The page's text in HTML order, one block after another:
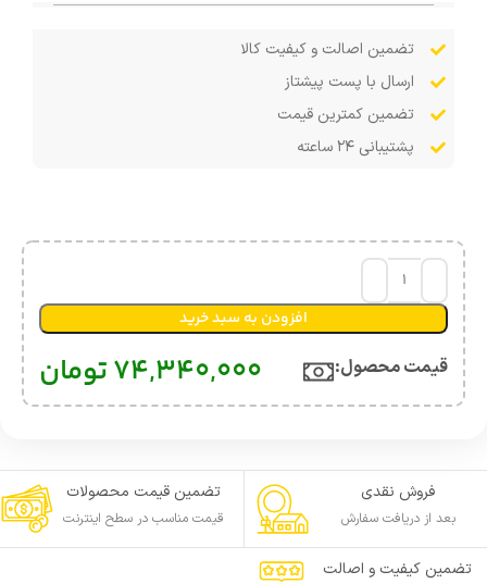
تضمین اصالت و کیفیت کالا
ارسال با پست پیشتاز
تضمین کمترین قیمت
پشتیبانی ۲۴ ساعته
افزودن به سبد خرید
قیمت محصول:​ 74,340,000تومان
فروش نقدی
بعد از دریافت سفارش
تضمین قیمت محصولات
قیمت مناسب در سطح اینترنت
تضمین کیفیت و اصالت